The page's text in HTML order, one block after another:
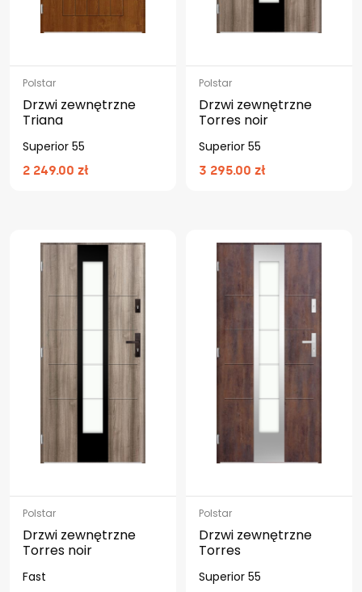
Polstar
Drzwi zewnętrzne
Triana
Superior 55
2 249.00 zł
Polstar
Drzwi zewnętrzne
Torres noir
Superior 55
3 295.00 zł
Polstar
Drzwi zewnętrzne
Torres noir
Fast
Polstar
Drzwi zewnętrzne
Torres
Superior 55